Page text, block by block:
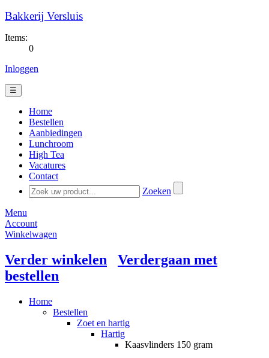
Bakkerij Versluis
Items:
0
Inloggen
☰
Home
Bestellen
Aanbiedingen
Lunchroom
High Tea
Vacatures
Contact
Zoeken
Menu
Account
Winkelwagen
Verder winkelen
Verdergaan met
bestellen
Home
Bestellen
Zoet en hartig
Hartig
Kaasvlinders 150 gram